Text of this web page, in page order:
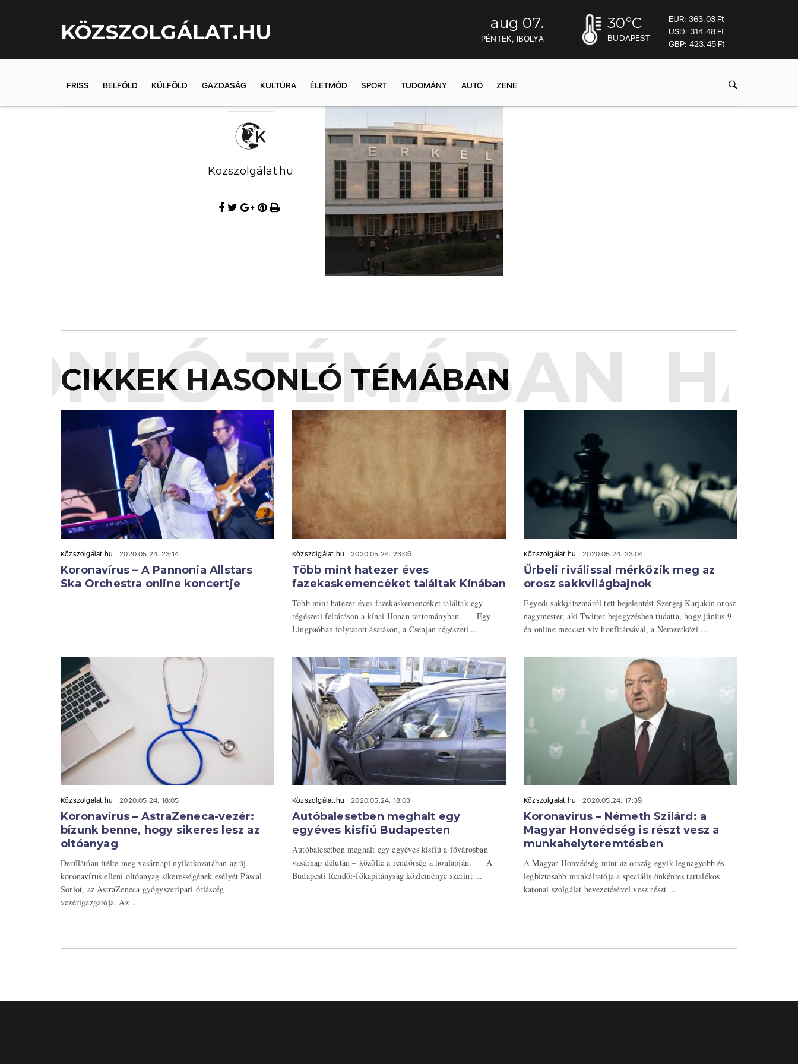
KÖZSZOLGÁLAT.HU aug 07.
PÉNTEK, IBOLYA
30°C
BUDAPEST
EUR: 363.03 Ft
USD: 314.48 Ft
GBP: 423.45 Ft
FRISS BELFÖLD KÜLFÖLD GAZDASÁG KULTÚRA ÉLETMÓD SPORT TUDOMÁNY AUTÓ ZENE
Közszolgálat.hu
CIKKEK HASONLÓ TÉMÁBAN
TÉMÁBAN
Közszolgálat.hu 2020.05.24. 23:14
Koronavírus – A Pannonia Allstars
Ska Orchestra online koncertje
Közszolgálat.hu 2020.05.24. 23:06
Több mint hatezer éves
fazekaskemencéket találtak Kínában
Több mint hatezer éves fazekaskemencéket találtak egy
régészeti feltáráson a kínai Honan tartományban. Egy
Lingpaóban folytatott ásatáson, a Csenjan régészeti ...
Közszolgálat.hu 2020.05.24. 23:04
Űrbeli riválissal mérkőzik meg az
orosz sakkvilágbajnok
Egyedi sakkjátszmáról tett bejelentést Szergej Karjakin orosz
nagymester, aki Twitter-bejegyzésben tudatta, hogy június 9-
én online meccset vív honfitársával, a Nemzetközi ...
Közszolgálat.hu 2020.05.24. 18:05
Koronavírus – AstraZeneca-vezér:
bízunk benne, hogy sikeres lesz az
oltóanyag
Derűlátóan ítélte meg vasárnapi nyilatkozatában az új
koronavírus elleni oltóanyag sikerességének esélyét Pascal
Soriot, az AstraZeneca gyógyszeripari óriáscég
vezérigazgatója. Az ...
Közszolgálat.hu 2020.05.24. 18:03
Autóbalesetben meghalt egy
egyéves kisfiú Budapesten
Autóbalesetben meghalt egy egyéves kisfiú a fővárosban
vasárnap délután – közölte a rendőrség a honlapján. A
Budapesti Rendőr-főkapitányság közleménye szerint ...
Közszolgálat.hu 2020.05.24. 17:39
Koronavírus – Németh Szilárd: a
Magyar Honvédség is részt vesz a
munkahelyteremtésben
A Magyar Honvédség mint az ország egyik legnagyobb és
legbiztosabb munkáltatója a speciális önkéntes tartalékos
katonai szolgálat bevezetésével vesz részt ...